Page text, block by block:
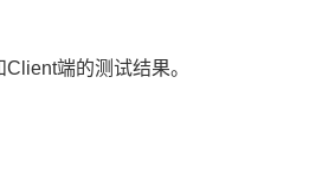
端的测试结果。